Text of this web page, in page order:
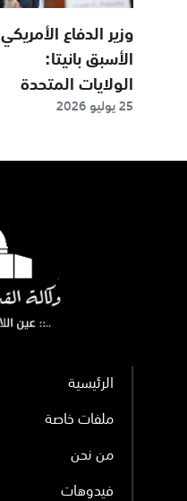
وزير الدفاع الأمريكي
الأسبق بانيتا:
الولايات المتحدة
في “ورطة عميقة”
25 يوليو 2026
الرئيسية
ملفات خاصة
من نحن
فيدوهات